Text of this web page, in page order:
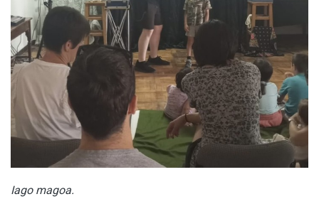
Iago magoa.